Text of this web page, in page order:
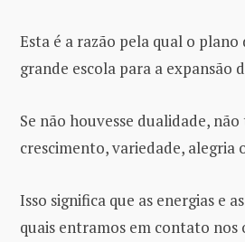
Esta é a razão pela qual o
grande escola para a expansão
Se não houvesse dualidade,
crescimento, variedade, alegria
Isso significa que as energias e
quais entramos em contato nos